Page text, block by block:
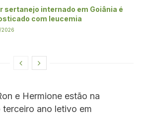
sertanejo internado em Goiânia é
com leucemia
e Hermione estão na
ano letivo em